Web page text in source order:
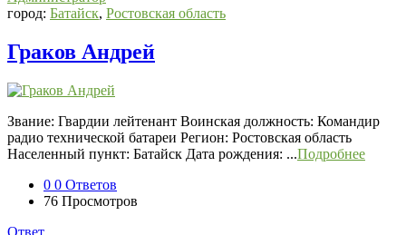
город: Батайск, Ростовская область
Граков Андрей
Звание: Гвардии лейтенант Воинская должность: Командир
радио технической батареи Регион: Ростовская область
Населенный пункт: Батайск Дата рождения: ...Подробнее
0 0 Ответов
76 Просмотров
Ответ